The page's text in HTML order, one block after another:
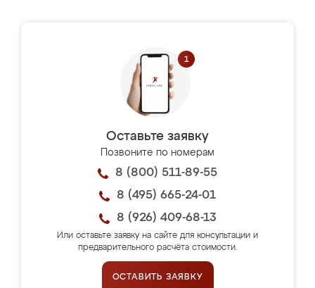
Оставьте заявку
Позвоните по номерам
8 (800) 511-89-55
8 (495) 665-24-01
8 (926) 409-68-13
Или оставьте заявку на сайте для консультации и
предварительного расчёта стоимости.
ОСТАВИТЬ ЗАЯВКУ